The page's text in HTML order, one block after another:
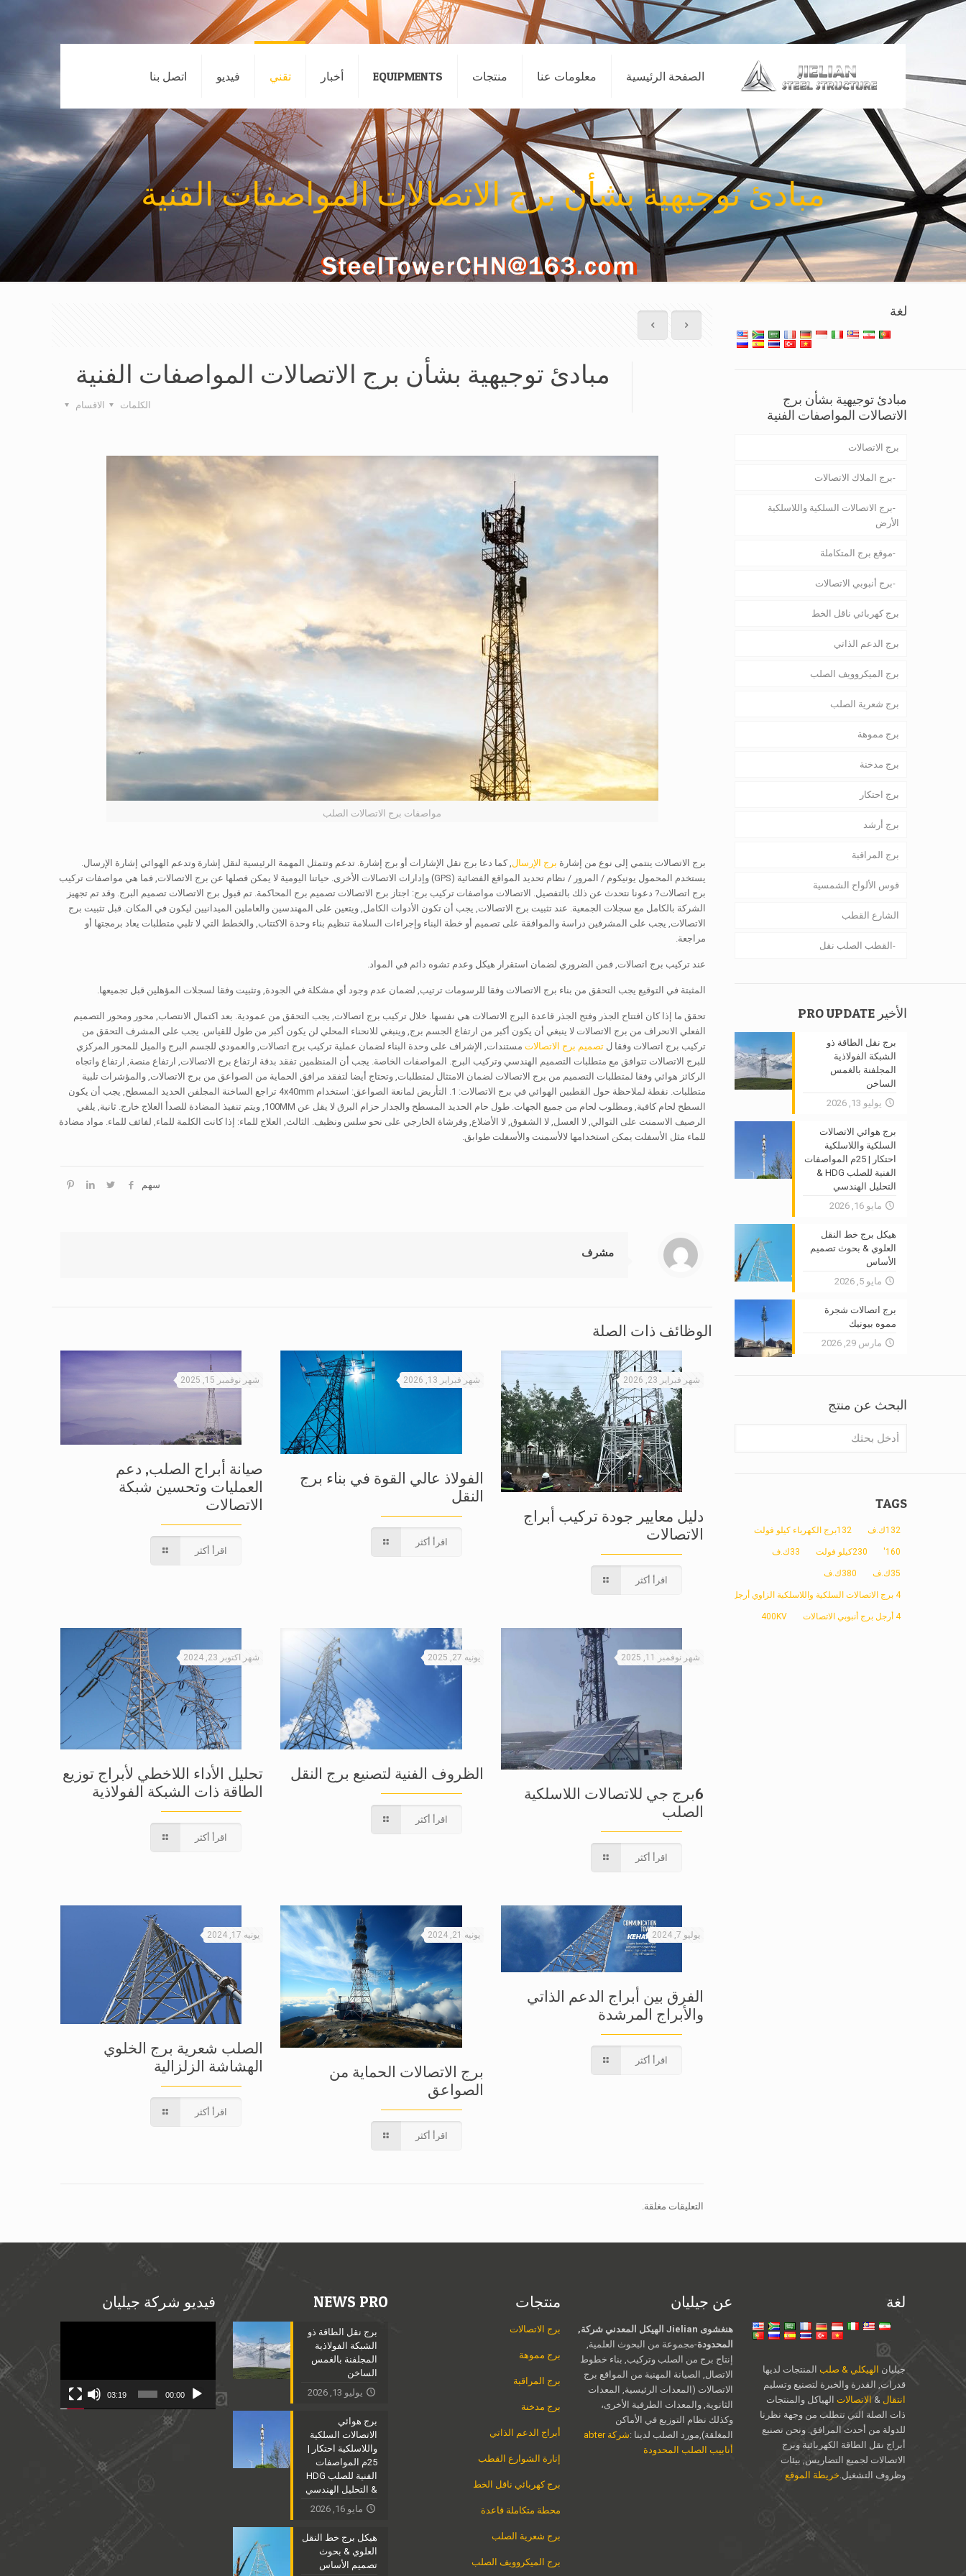
الصفحة الرئيسية معلومات عنا منتجات EQUIPMENTS أخبار تقني فيديو اتصل بنا
مبادئ توجيهية بشأن برج الاتصالات المواصفات الفنية
مبادئ توجيهية بشأن برج الاتصالات المواصفات الفنية
الاقسام الكلمات
مواصفات برج الاتصالات الصلب
برج الاتصالات ينتمي إلى نوع من إشارة برج الإرسال, كما دعا برج نقل الإشارات أو برج إشارة. تدعم وتتمثل المهمة الرئيسية لنقل إشارة وتدعم الهوائي إشارة الإرسال.
يستخدم المحمول يونيكوم / المرور / نظام تحديد المواقع الفضائية (GPS) وإدارات الاتصالات الأخرى. حياتنا اليومية لا يمكن فصلها عن برج الاتصالات, فما هي مواصفات تركيب
برج اتصالات? دعونا نتحدث عن ذلك بالتفصيل. الاتصالات مواصفات تركيب برج: اجتاز برج الاتصالات تصميم برج المحاكمة. تم قبول برج الاتصالات تصميم البرج. وقد تم تجهيز
الشركة بالكامل مع سجلات الجمعية. عند تثبيت برج الاتصالات, يجب أن تكون الأدوات الكامل, ويتعين على المهندسين والعاملين الميدانيين ليكون في المكان. قبل تثبيت برج
الاتصالات, يجب على المشرفين دراسة والموافقة على تصميم أو خطة البناء وإجراءات السلامة تنظيم بناء وحدة الاكتتاب, والخطط التي لا تلبي متطلبات يعاد برمجتها أو
مراجعة.
عند تركيب برج اتصالات, فمن الضروري لضمان استقرار هيكل وعدم تشوه دائم في المواد.
المثبتة في التوقيع يجب التحقق من بناء برج الاتصالات وفقا للرسومات ترتيب, لضمان عدم وجود أي مشكلة في الجودة, وتثبيت وفقا لسجلات المؤهلين قبل تجميعها.
تحقق ما إذا كان افتتاح الجذر وفتح الجذر قاعدة البرج الاتصالات هي نفسها. خلال تركيب برج اتصالات, يجب التحقق من عمودية. بعد اكتمال الانتصاب, محور ومحور التصميم
الفعلي الانحراف من برج الاتصالات لا ينبغي أن يكون أكبر من ارتفاع الجسم برج, وينبغي للانحناء المحلي لن يكون أكبر من طول للقياس. يجب على المشرف التحقق من
تركيب برج اتصالات وفقا ل تصميم برج الاتصالاتمستندات, الإشراف على وحدة البناء لضمان عملية تركيب برج اتصالات, والعمودي للجسم البرج والميل للمحور المركزي
للبرج الاتصالات تتوافق مع متطلبات التصميم الهندسي وتركيب البرج. المواصفات الخاصة. يجب أن المنظمين تفقد بدقة ارتفاع برج الاتصالات, ارتفاع منصة, ارتفاع واتجاه
الركائز هوائي وفقا لمتطلبات التصميم من برج الاتصالات لضمان الامتثال لمتطلبات, وتحتاج أيضا لتفقد مرافق الحماية من الصواعق من برج الاتصالات, والمؤشرات تلبية
متطلبات. نقطة لملاحظة حول القطبين الهوائي في برج الاتصالات: 1. التأريض لمانعة الصواعق: استخدام 4x40mm تراجع الساخنة المجلفن الحديد المسطح, يجب أن يكون
السطح لحام كافية, ومطلوب لحام من جميع الجهات. طول حام الحديد المسطح والجدار حزام البرق لا يقل عن 100MM, ويتم تنفيذ المضادة للصدأ العلاج خارج. ثانية, يلقي
الرصيف الاسمنت على التوالي, لا العسل, لا الشقوق, لا الأضلاع, وفرشاة الخارجي على نحو سلس ونظيف. الثالث, العلاج للماء: إذا كانت الكلمة للماء, لفائف للماء. مواد مضادة
للماء مثل الأسفلت يمكن استخدامها لالأسمنت والأسفلت طوابق.
سهم
مشرف
الوظائف ذات الصلة
شهر فبراير 23, 2026
دليل معايير جودة تركيب أبراج
الاتصالات
اقرأ أكثر
شهر فبراير 13, 2026
الفولاذ عالي القوة في بناء برج
النقل
اقرأ أكثر
شهر نوفمبر 15, 2025
صيانة أبراج الصلب, دعم
العمليات وتحسين شبكة
الاتصالات
اقرأ أكثر
شهر نوفمبر 11, 2025
6برج جي للاتصالات اللاسلكية
الصلب
اقرأ أكثر
يونيه 27, 2025
الظروف الفنية لتصنيع برج النقل
اقرأ أكثر
شهر اكتوبر 23, 2024
تحليل الأداء اللاخطي لأبراج توزيع
الطاقة ذات الشبكة الفولاذية
اقرأ أكثر
يوليو 7, 2024
الفرق بين أبراج الدعم الذاتي
والأبراج المرشدة
اقرأ أكثر
يونيه 21, 2024
برج الاتصالات الحماية من
الصواعق
اقرأ أكثر
يونيه 17, 2024
الصلب شعرية برج الخلوي
الهشاشة الزلزالية
اقرأ أكثر
التعليقات مغلقة.
لغة
مبادئ توجيهية بشأن برج
الاتصالات المواصفات الفنية
برج الاتصالات
برج الملاك الاتصالات
برج الاتصالات السلكية واللاسلكية
الأرض
موقع برج المتكاملة
برج أنبوبي الاتصالات
برج كهربائي ناقل الخط
برج الدعم الذاتي
برج الميكروويف الصلب
برج شعرية الصلب
برج مموهة
برج مدخنة
برج احتكار
برج أرشد
برج المراقبة
قوس الألواح الشمسية
الشارع القطب
القطب الصلب نقل
الأخير PRO UPDATE
برج نقل الطاقة ذو
الشبكة الفولاذية
المجلفنة بالغمس
الساخن
يوليو 13, 2026
برج هوائي الاتصالات
السلكية واللاسلكية
احتكار | 25م المواصفات
الفنية للصلب HDG &
التحليل الهندسي
مايو 16, 2026
هيكل برج خط النقل
العلوي & بحوث تصميم
الأساس
مايو 5, 2026
برج اتصالات شجرة
مموه بيونيك
مارس 29, 2026
البحث عن منتج
TAGS
132ك.ف 132برج الكهرباء كيلو فولت
160' 230كيلو فولت 33ك.ف
35ك.ف 380ك.ف
4 برج الاتصالات السلكية واللاسلكية الزاوي أرجل
4 أرجل برج أنبوبي الاتصالات 400KV
لغة
جيليان الهيكلي & صلب المنتجات لديها
قدرات, القدرة والخبرة لتصنيع وتسليم
انتقال & الاتصالات الهياكل والمنتجات
ذات الصلة التي تتطلب من وجهة نظرنا
للدولة من أحدث المرافق. ونحن تصنيع
أبراج نقل الطاقة الكهربائية وبرج
الاتصالات لجميع التضاريس, بيئات
وظروف التشغيل. خريطة الموقع
عن جيليان
هنغشوى Jielian الهيكل المعدني شركة,
المحدودة-مجموعة من البحوث العلمية,
إنتاج برج من الصلب وتركيب, بناء خطوط
الاتصال, الصيانة المهنية من المواقع برج
الاتصالات (المعدات الرئيسية, المعدات
الثانوية, والمعدات الطرفية الأخرى،
وكذلك نظام التوزيع في الأماكن
المغلقة),مورد الصلب لدينا :
شركة abter
أنابيب الصلب المحدودة
منتجات
برج الاتصالات
برج مموهة
برج المراقبة
برج مدخنة
أبراج الدعم الذاتي
إنارة الشوارع القطب
برج كهربائي ناقل الخط
محطة متكاملة قاعدة
برج شعرية الصلب
برج الميكروويف الصلب
NEWS PRO
برج نقل الطاقة ذو
الشبكة الفولاذية
المجلفنة بالغمس
الساخن
يوليو 13, 2026
برج هوائي
الاتصالات السلكية
واللاسلكية احتكار |
25م المواصفات
الفنية للصلب HDG
& التحليل الهندسي
مايو 16, 2026
هيكل برج خط النقل
العلوي & بحوث
تصميم الأساس
فيديو شركة جيليان
00:00
03:19